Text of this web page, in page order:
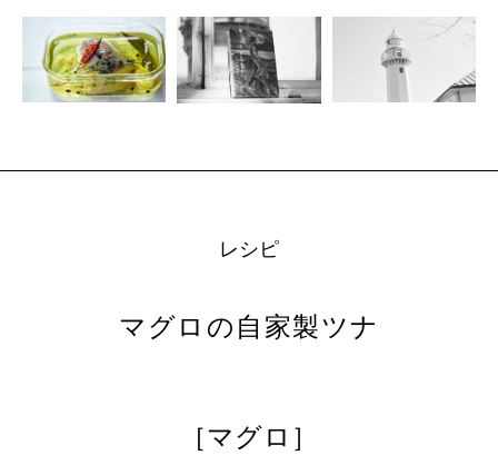
レシピ
マグロの自家製ツナ
［マグロ］